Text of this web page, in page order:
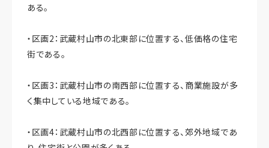
ある。
・区画2：武蔵村山市の北東部に位置する、低価格の住宅
街である。
・区画3：武蔵村山市の南西部に位置する、商業施設が多
く集中している地域である。
・区画4：武蔵村山市の北西部に位置する、郊外地域であ